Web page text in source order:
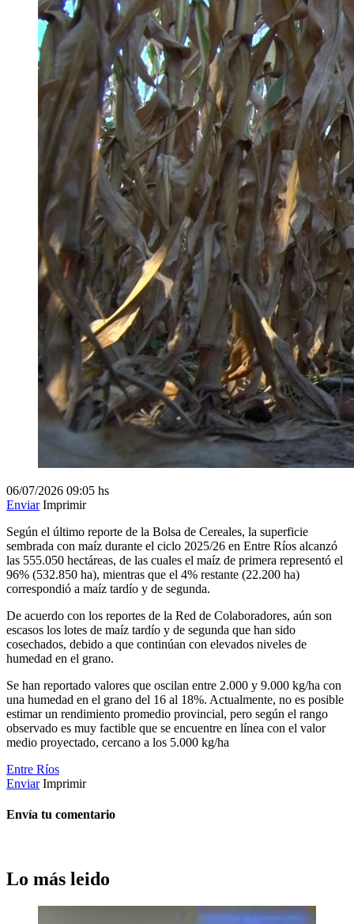
06/07/2026 09:05 hs
Enviar Imprimir
Según el último reporte de la Bolsa de Cereales, la superficie
sembrada con maíz durante el ciclo 2025/26 en Entre Ríos alcanzó
las 555.050 hectáreas, de las cuales el maíz de primera representó el
96% (532.850 ha), mientras que el 4% restante (22.200 ha)
correspondió a maíz tardío y de segunda.
De acuerdo con los reportes de la Red de Colaboradores, aún son
escasos los lotes de maíz tardío y de segunda que han sido
cosechados, debido a que continúan con elevados niveles de
humedad en el grano.
Se han reportado valores que oscilan entre 2.000 y 9.000 kg/ha con
una humedad en el grano del 16 al 18%. Actualmente, no es posible
estimar un rendimiento promedio provincial, pero según el rango
observado es muy factible que se encuentre en línea con el valor
medio proyectado, cercano a los 5.000 kg/ha
Entre Ríos
Enviar Imprimir
Envía tu comentario
Lo más leido